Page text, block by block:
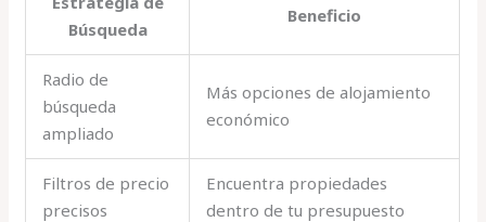
Búsqueda
Beneficio
Radio de
búsqueda
ampliado
Más opciones de alojamiento
económico
Filtros de precio
precisos
Encuentra propiedades
dentro de tu presupuesto